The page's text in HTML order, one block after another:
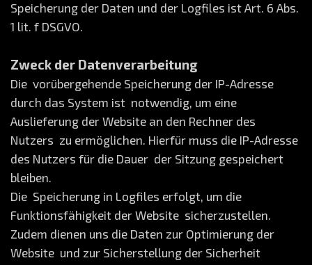
Speicherung der Daten und der Logfiles ist Art. 6 Abs.
1 lit. f DSGVO.
Zweck der Datenverarbeitung
Die vorübergehende Speicherung der IP-Adresse
durch das System ist notwendig, um eine
Auslieferung der Website an den Rechner des
Nutzers zu ermöglichen. Hierfür muss die IP-Adresse
des Nutzers für die Dauer der Sitzung gespeichert
bleiben.
Die Speicherung in Logfiles erfolgt, um die
Funktionsfähigkeit der Website sicherzustellen.
Zudem dienen uns die Daten zur Optimierung der
Website und zur Sicherstellung der Sicherheit